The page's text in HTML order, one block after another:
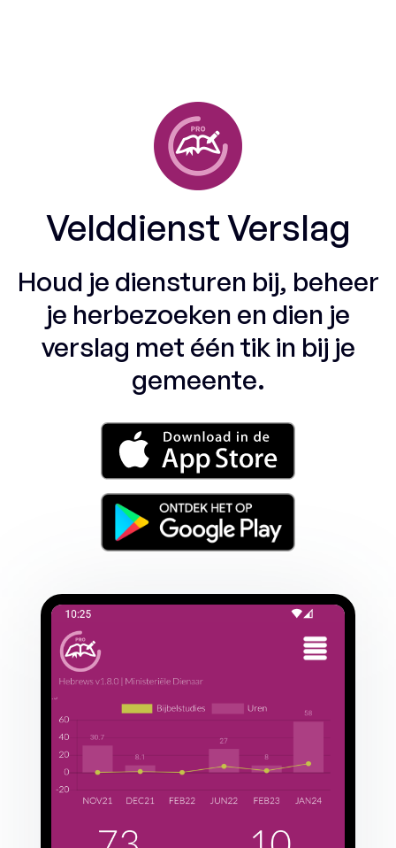
Velddienst Verslag
Houd je diensturen bij, beheer
je herbezoeken en dien je
verslag met één tik in bij je
gemeente.